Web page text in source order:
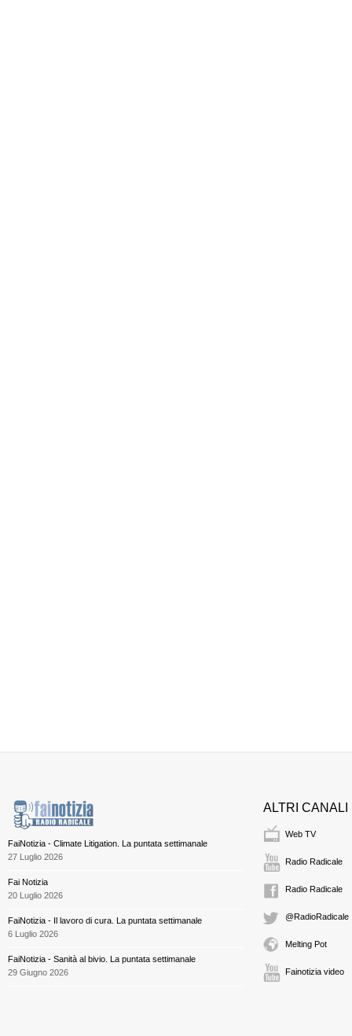
FaiNotizia - Climate Litigation. La puntata settimanale
27 Luglio 2026
Fai Notizia
20 Luglio 2026
FaiNotizia - Il lavoro di cura. La puntata settimanale
6 Luglio 2026
FaiNotizia - Sanità al bivio. La puntata settimanale
29 Giugno 2026
ALTRI CANALI
Web TV
Radio Radicale
Radio Radicale
@RadioRadicale
Melting Pot
Fainotizia video